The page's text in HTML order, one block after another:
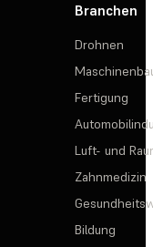
Branchen
Drohnen
Fertigung
Luft- und
Zahnmedizin
Bildung